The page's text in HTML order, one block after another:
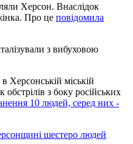
Херсон. Внаслідок
Про це повідомила
з вибуховою
Херсонській міській
обстрілів з боку російських
10 людей, серед них -
шестеро людей